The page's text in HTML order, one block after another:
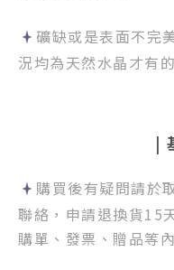
礦缺或是表面不完
況均為天然水晶才有
|
購買後有疑問請於
聯絡， 申請退換貨15
購單、發票、贈品等